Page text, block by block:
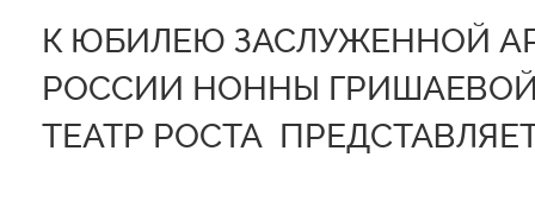
К ЮБИЛЕЮ ЗАСЛУЖЕННОЙ
РОССИИ НОННЫ
ТЕАТР РОСТА